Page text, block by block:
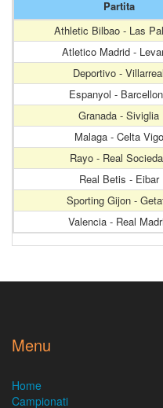
Partita
Athletic Bilbao - Las
Atletico Madrid -
Deportivo - Villarreal
Espanyol -
Granada - Siviglia
Malaga - Celta Vigo
Rayo - Real
Real Betis - Eibar
Sporting Gijon -
Valencia - Real
Menu
Home
Campionati